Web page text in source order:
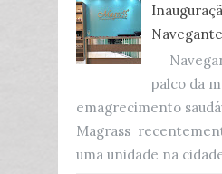
palco da
emagrecimento
Magrass
uma unidade na